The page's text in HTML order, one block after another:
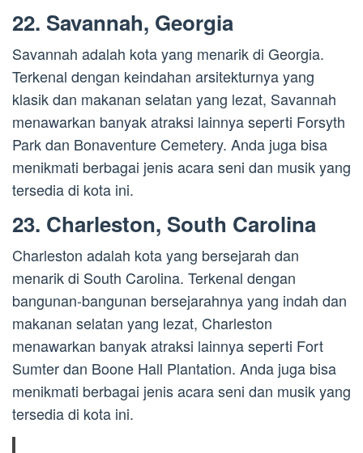
22. Savannah, Georgia
Savannah adalah kota yang menarik di Georgia.
Terkenal dengan keindahan arsitekturnya yang
klasik dan makanan selatan yang lezat, Savannah
menawarkan banyak atraksi lainnya seperti Forsyth
Park dan Bonaventure Cemetery. Anda juga bisa
menikmati berbagai jenis acara seni dan musik yang
tersedia di kota ini.
23. Charleston, South Carolina
Charleston adalah kota yang bersejarah dan
menarik di South Carolina. Terkenal dengan
bangunan-bangunan bersejarahnya yang indah dan
makanan selatan yang lezat, Charleston
menawarkan banyak atraksi lainnya seperti Fort
Sumter dan Boone Hall Plantation. Anda juga bisa
menikmati berbagai jenis acara seni dan musik yang
tersedia di kota ini.